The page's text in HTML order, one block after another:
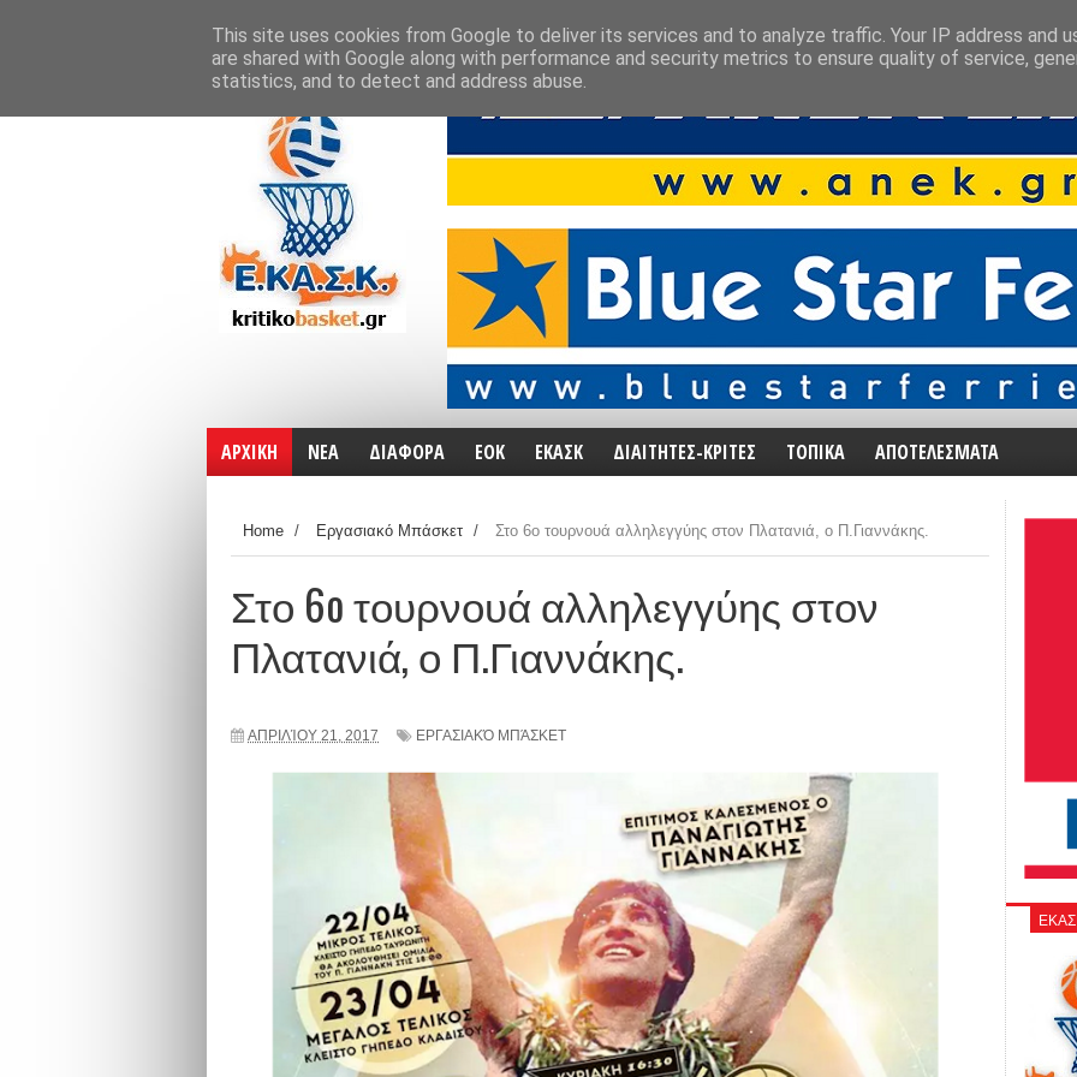
ΑΡΧΙΚΗ ΝΕΑ ΔΙΑΦΟΡΑ ΕΟΚ ΕΚΑΣΚ ΔΙΑΙΤΗΤΕΣ-ΚΡΙΤΕΣ ΤΟΠΙΚΑ ΑΠΟΤΕΛΕΣΜΑΤΑ
Home / Εργασιακό Μπάσκετ / Στο 6o τουρνουά αλληλεγγύης στον Πλατανιά, ο Π.Γιαννάκης.
Στο 6o τουρνουά αλληλεγγύης στον
Πλατανιά, ο Π.Γιαννάκης.
ΑΠΡΙΛΊΟΥ 21, 2017 ΕΡΓΑΣΙΑΚΌ ΜΠΆΣΚΕΤ
This site uses cookies from Google to deliver its services and to analyze traffic. Your IP address and
are shared with Google along with performance and security metrics to ensure quality of service,
statistics, and to detect and address abuse.